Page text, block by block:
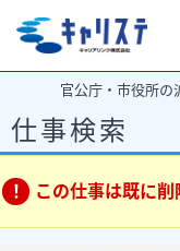
官公庁・市役所の
仕事検索
この仕事は既に削